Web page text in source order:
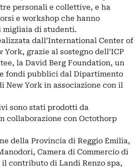
personali e collettive, e ha
e workshop che hanno
di studenti.
dall’International Center of
York, grazie al sostegno dell’ICP
la David Berg Foundation, un
fondi pubblici dal Dipartimento
New York in associazione con il
sono stati prodotti da
collaborazione con Octothorp
della Provincia di Reggio Emilia,
Camera di Commercio di
il contributo di Landi Renzo spa,